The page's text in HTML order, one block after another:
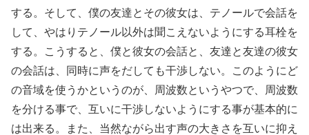
する。そして、僕の友達とその彼女は、テノールで会話を
して、やはりテノール以外は聞こえないようにする耳栓を
する。こうすると、僕と彼女の会話と、友達と友達の彼女
の会話は、同時に声をだしても干渉しない。このようにど
の音域を使うかというのが、周波数というやつで、周波数
を分ける事で、互いに干渉しないようにする事が基本的に
は出来る。また、当然ながら出す声の大きさを互いに抑え